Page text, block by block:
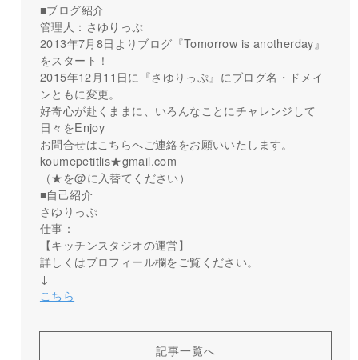
■ブログ紹介
管理人：さゆりっぷ
2013年7月8日よりブログ『Tomorrow is anotherday』
をスタート！
2015年12月11日に『さゆりっぷ』にブログ名・ドメイ
ンともに変更。
好奇心が赴くままに、いろんなことにチャレンジして
日々をEnjoy
お問合せはこちらへご連絡をお願いいたします。
koumepetitlis★gmail.com
（★を@に入替てください）
■自己紹介
さゆりっぷ
仕事：
【キッチンスタジオの運営】
詳しくはプロフィール欄をご覧ください。
↓
こちら
記事一覧へ